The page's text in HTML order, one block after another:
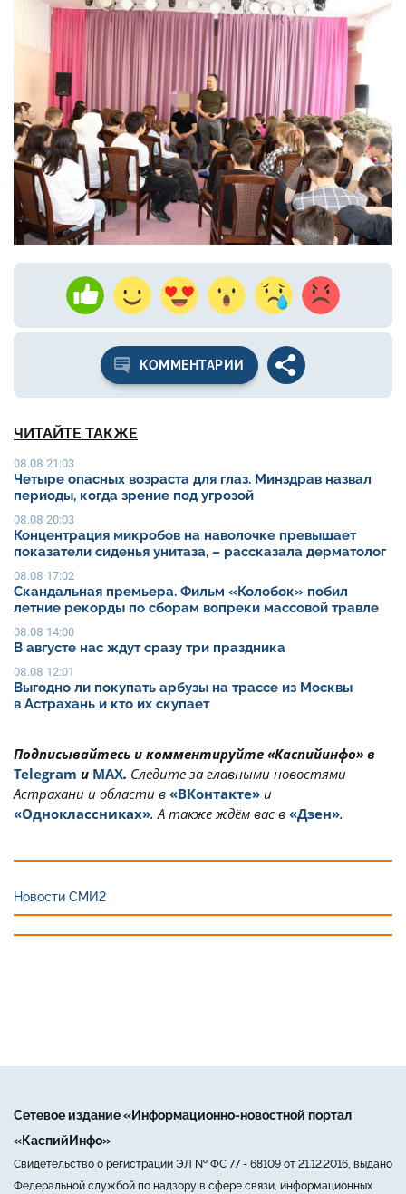
КОММЕНТАРИИ
ЧИТАЙТЕ ТАКЖЕ
08.08 21:03
Четыре опасных возраста для глаз. Минздрав назвал
периоды, когда зрение под угрозой
08.08 20:03
Концентрация микробов на наволочке превышает
показатели сиденья унитаза, – рассказала дерматолог
08.08 17:02
Скандальная премьера. Фильм «Колобок» побил
летние рекорды по сборам вопреки массовой травле
08.08 14:00
В августе нас ждут сразу три праздника
08.08 12:01
Выгодно ли покупать арбузы на трассе из Москвы
в Астрахань и кто их скупает
Подписывайтесь и комментируйте «Каспийинфо» в
Telegram и MAX. Cледите за главными новостями
Астрахани и области в «ВКонтакте» и
«Одноклассниках». А также ждём вас в «Дзен».
Новости СМИ2
Сетевое издание «Информационно-новостной портал
«КаспийИнфо»
Свидетельство о регистрации ЭЛ № ФС 77 - 68109 от 21.12.2016, выдано
Федеральной службой по надзору в сфере связи, информационных